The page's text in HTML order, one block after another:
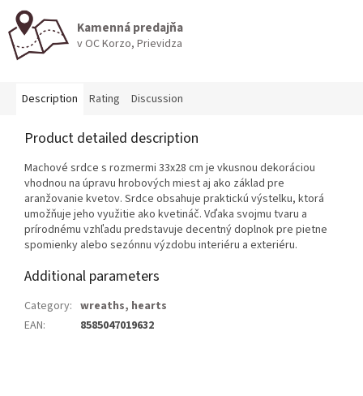
Kamenná predajňa
v OC Korzo, Prievidza
Description Rating Discussion
Product detailed description
Machové srdce s rozmermi 33x28 cm je vkusnou dekoráciou
vhodnou na úpravu hrobových miest aj ako základ pre
aranžovanie kvetov. Srdce obsahuje praktickú výstelku, ktorá
umožňuje jeho využitie ako kvetináč. Vďaka svojmu tvaru a
prírodnému vzhľadu predstavuje decentný doplnok pre pietne
spomienky alebo sezónnu výzdobu interiéru a exteriéru.
Additional parameters
Category: wreaths, hearts
EAN: 8585047019632